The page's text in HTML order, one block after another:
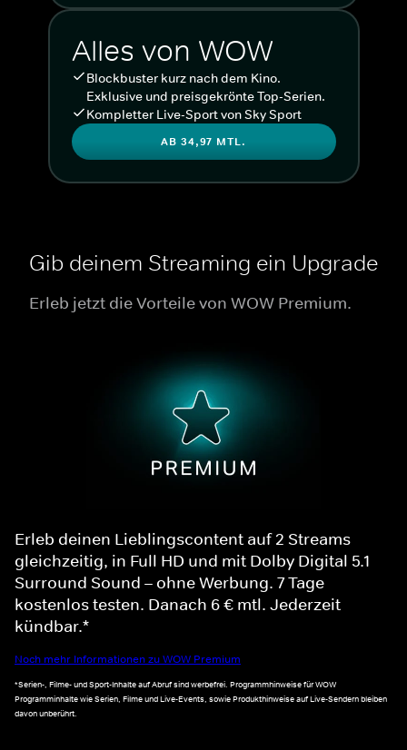
Alles von WOW
Blockbuster kurz nach dem Kino.
Exklusive und preisgekrönte Top-Serien.
Kompletter Live-Sport von Sky Sport
AB 34,97 MTL.
Gib deinem Streaming ein Upgrade
Erleb jetzt die Vorteile von WOW Premium.
Erleb deinen Lieblingscontent auf 2 Streams
gleichzeitig, in Full HD und mit Dolby Digital 5.1
Surround Sound – ohne Werbung. 7 Tage
kostenlos testen. Danach 6 € mtl. Jederzeit
kündbar.*
Noch mehr Informationen zu WOW Premium
*Serien-, Filme- und Sport-Inhalte auf Abruf sind werbefrei. Programmhinweise für WOW
Programminhalte wie Serien, Filme und Live-Events, sowie Produkthinweise auf Live-Sendern bleiben
davon unberührt.